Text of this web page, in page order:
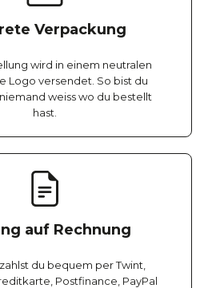
Verpackung
wird in einem neutralen
Logo versendet. So bist du
weiss wo du bestellt
hast.
auf Rechnung
du bequem per Twint,
Postfinance, PayPal